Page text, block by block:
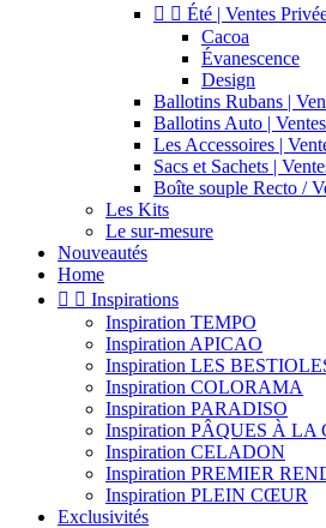
  Été | Ventes
Cacoa
Évanescence
Design
Ballotins Rubans |
Ballotins Auto |
Les Accessoires |
Sacs et Sachets |
Boîte souple Recto /
Les Kits
Le sur-mesure
Nouveautés
Home
  Inspirations
Inspiration TEMPO
Inspiration APICAO
Inspiration LES
Inspiration COLORAMA
Inspiration PARADISO
Inspiration PÂQUES À LA
Inspiration CELADON
Inspiration PREMIER
Inspiration PLEIN CŒUR
Exclusivités